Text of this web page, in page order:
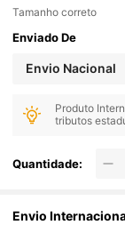
Tamanho correto
Enviado De
Envio Nacional
Produto
tributos
Quantidade:
Envio